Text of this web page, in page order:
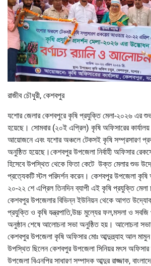
রাজীব চৌধুরী, কেশবপুর
যশোর জেলার কেশবপুরে কৃষি প্রযুক্তি মেলা-২০২৬ এর
হয়েছে। সোমবার (২০ই এপ্রিল) কৃষি অফিসারের
আয়োজনে এবং যশোর অঞ্চলে টেকসই কৃষি সম্প্রসারণ
অনুষ্ঠিত হয়েছে।কেশবপুর উপজেলা নির্বাহী অফিসার
হিসেবে উপস্থিত থেকে ফিতা কেটে উক্ত মেলার শুভ
প্রত্যেকটি স্টল পরিদর্শন করেন। কেশবপুর উপজেলা কৃষি
২০-২২ শে এপ্রিল তিনদিন ব্যাপী এই কৃষি প্রযুক্তি
কেশবপুর উপজেলার বিভিন্ন ইউনিয়ন থেকে আগত
প্রযুক্তি ও কৃষি যন্ত্রপাতি,উচ্চ মুল্যের ফল,মসলা ও
অনুষ্ঠান শেষে আলোচনা সভা অনুষ্ঠিত হয়। আলোচনা
কেশবপুর উপজেলা কৃষি অফিসার মোঃ আব্দুল্ল্যাহ আল
উপস্থিত ছিলেন কেশবপুর উপজেলা সিনিয়র মৎস অফিসার
উপজেলা বিএনপির সাধারণ সম্পাদক আব্দুর রাজ্জাক,